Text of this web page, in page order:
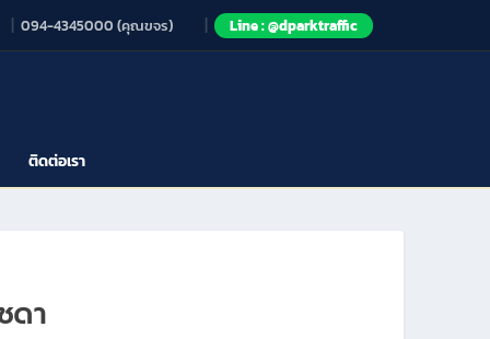
094-4345000 (คุณขจร) Line : @dparktraffic
ติดต่อเรา
ดา